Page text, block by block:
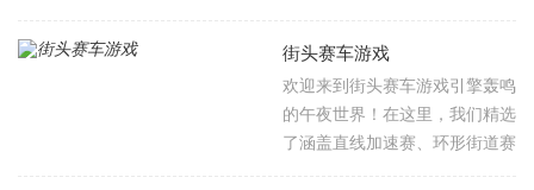
趣；还是休闲玩家，只想享受翻
山越岭、溅起泥浆的简单快感，
这里总有一款适合你。还在等什
么快来火鸟手游网下载体验吧！
Group B猛兽的各类赛车，征服
遍布全球的极限赛道。我们精心
集结了《地平线5》《拉力赛车
极限竞速》《拉什拉力赛3》
街头赛车游戏
欢迎来到街头赛车游戏引擎轰鸣
的午夜世界！在这里，我们精选
了涵盖直线加速赛、环形街道赛